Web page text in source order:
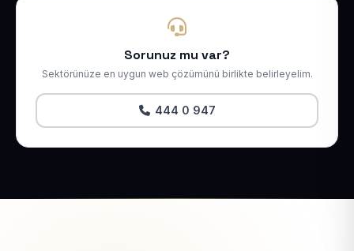
Sorunuz mu var?
Sektörünüze en uygun web çözümünü birlikte belirleyelim.
444 0 947